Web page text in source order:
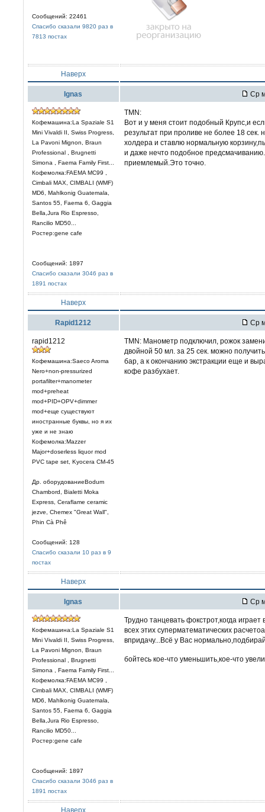
Сообщений: 22461
Спасибо сказали 9820 раз в
7813 постах
Наверх
Ignas Ср
Кофемашина:La Spaziale S1
Mini Vivaldi II, Swiss Progress,
La Pavoni Mignon, Braun
Professional , Brugnetti
Simona , Faema Family First...
Кофемолка:FAEMA MC99 ,
Cimbali MAX, CIMBALI (WMF)
MD6, Mahlkonig Guatemala,
Santos 55, Faema 6, Gaggia
Bella,Jura Rio Espresso,
Rancilio MD50...
Ростер:gene cafe
Сообщений: 1897
Спасибо сказали 3046 раз в
1891 постах
TMN:
Вот и у меня стоит подобный Крупс,и
результат при проливе не более 18 сек.
холдера и ставлю нормальную
и даже нечто подобное
приемлемый.Это точно.
Наверх
Rapid1212 Ср
rapid1212
Кофемашина:Saeco Aroma
Nero+non-pressurized
portafilter+manometer
mod+preheat
mod+PID+OPV+dimmer
mod+еще существуют
иностранные буквы, но я их
уже и не знаю
Кофемолка:Mazzer
Major+doserless liquor mod
PVC tape set, Kyocera CM-45
Др. оборудованиеBodum
Chambord, Bialetti Moka
Express, Ceraflame ceramic
jezve, Chemex "Great Wall",
Phin Cà Phê
Сообщений: 128
Спасибо сказали 10 раз в 9
постах
TMN: Манометр подключил, рожок
двойной 50 мл. за 25 сек. можно
бар, а к окончанию экстракции еще и
кофе разбухает.
Наверх
Ignas Ср
Кофемашина:La Spaziale S1
Mini Vivaldi II, Swiss Progress,
La Pavoni Mignon, Braun
Professional , Brugnetti
Simona , Faema Family First...
Кофемолка:FAEMA MC99 ,
Cimbali MAX, CIMBALI (WMF)
MD6, Mahlkonig Guatemala,
Santos 55, Faema 6, Gaggia
Bella,Jura Rio Espresso,
Rancilio MD50...
Ростер:gene cafe
Сообщений: 1897
Спасибо сказали 3046 раз в
1891 постах
Трудно танцевать фокстрот,когда
всех этих суперматематических
впридачу...Всё у Вас
бойтесь кое-что уменьшить,кое-что
Наверх